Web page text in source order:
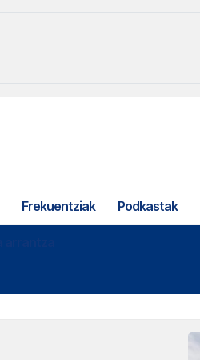
Frekuentziak Podkastak